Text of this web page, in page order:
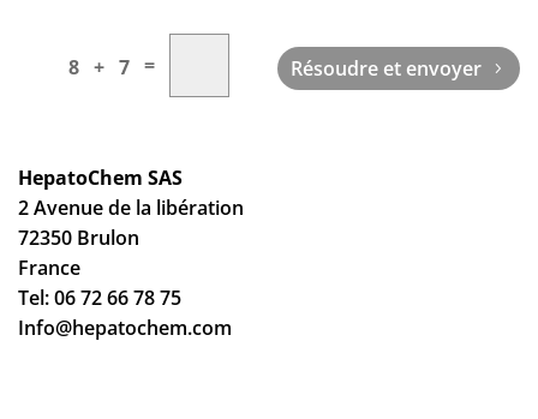
8 + 7 = Résoudre et envoyer
HepatoChem SAS
2 Avenue de la libération
72350 Brulon
France
Tel: 06 72 66 78 75
Info@hepatochem.com